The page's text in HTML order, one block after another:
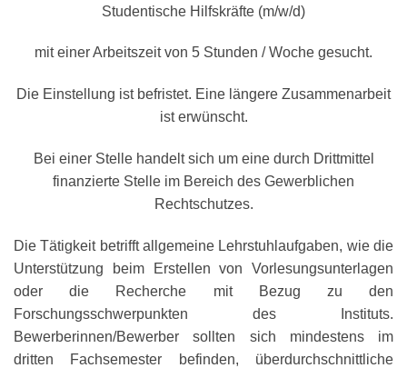
Studentische Hilfskräfte (m/w/d)
mit einer Arbeitszeit von 5 Stunden / Woche gesucht.
Die Einstellung ist befristet. Eine längere Zusammenarbeit
ist erwünscht.
Bei einer Stelle handelt sich um eine durch Drittmittel
finanzierte Stelle im Bereich des Gewerblichen
Rechtschutzes.
Die Tätigkeit betrifft allgemeine Lehrstuhlaufgaben, wie die
Unterstützung beim Erstellen von Vorlesungsunterlagen
oder die Recherche mit Bezug zu den
Forschungsschwerpunkten des Instituts.
Bewerberinnen/Bewerber sollten sich mindestens im
dritten Fachsemester befinden, überdurchschnittliche